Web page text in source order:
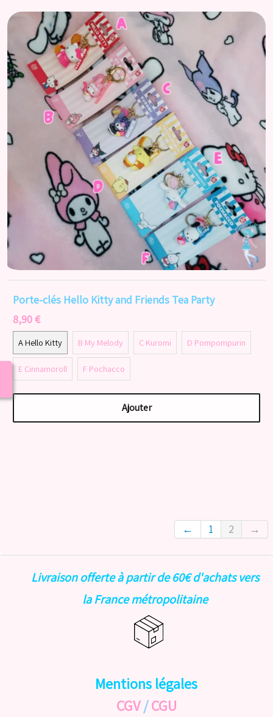
Porte-clés Hello Kitty and Friends Tea Party
8,90 €
A Hello Kitty B My Melody C Kuromi D Pompompurin
E Cinnamoroll F Pochacco
Ajouter
← 1 2 →
Livraison offerte à partir de 60€ d'achats vers
la France métropolitaine
Mentions légales
CGV / CGU